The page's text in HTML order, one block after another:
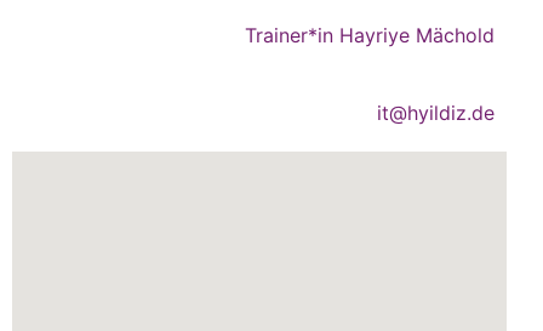
Trainer*in Hayriye Mächold
it@hyildiz.de